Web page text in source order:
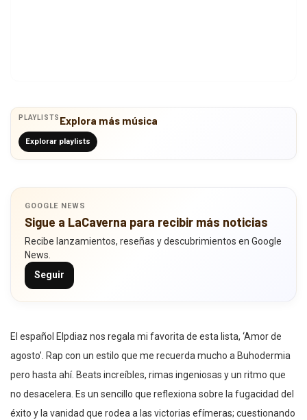
PLAYLISTS Explora más música
Explorar playlists
GOOGLE NEWS
Sigue a LaCaverna para recibir más noticias
Recibe lanzamientos, reseñas y descubrimientos en Google
News.
Seguir
El español Elpdiaz nos regala mi favorita de esta lista, ‘Amor de
agosto’. Rap con un estilo que me recuerda mucho a Buhodermia
pero hasta ahí. Beats increíbles, rimas ingeniosas y un ritmo que
no desacelera. Es un sencillo que reflexiona sobre la fugacidad del
éxito y la vanidad que rodea a las victorias efímeras; cuestionando